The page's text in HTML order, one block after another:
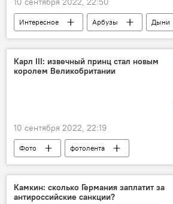
Интересное Арбузы
Дыни
диетологи
калории
Сахара
белки
углеводы
Карл III: извечный принц стал новым
королем Великобритании
10 сентября 2022, 22:19
Фото фотолента
Камкин: сколько Германия заплатит за
антироссийские санкции?